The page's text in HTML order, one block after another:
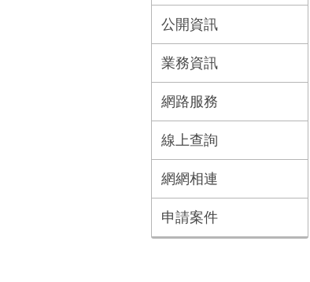
公開資訊
業務資訊
網路服務
線上查詢
網網相連
申請案件